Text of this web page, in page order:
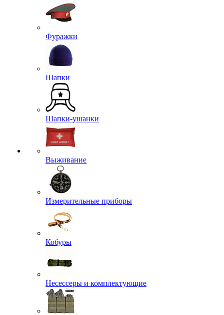
Фуражки
Шапки
Шапки-ушанки
Выживание
Измерительные приборы
Кобуры
Несессеры и комплектующие